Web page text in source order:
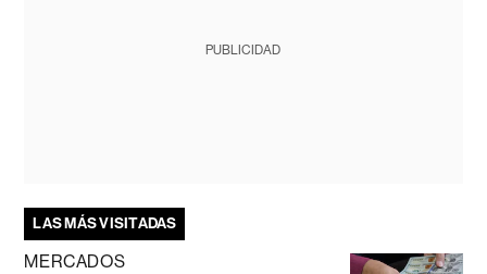
PUBLICIDAD
LAS MÁS VISITADAS
MERCADOS